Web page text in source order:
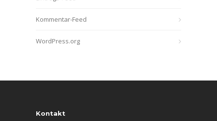
Kommentar-Feed
WordPress.org
Kontakt